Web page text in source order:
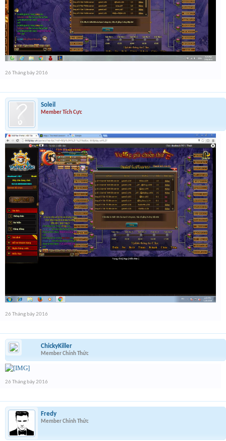
26 Tháng bảy 2016
Soleil
Member Tích Cực
26 Tháng bảy 2016
ChickyKiller
Member Chính Thức
26 Tháng bảy 2016
Fredy
Member Chính Thức